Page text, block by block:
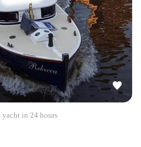
yacht in 24 hours